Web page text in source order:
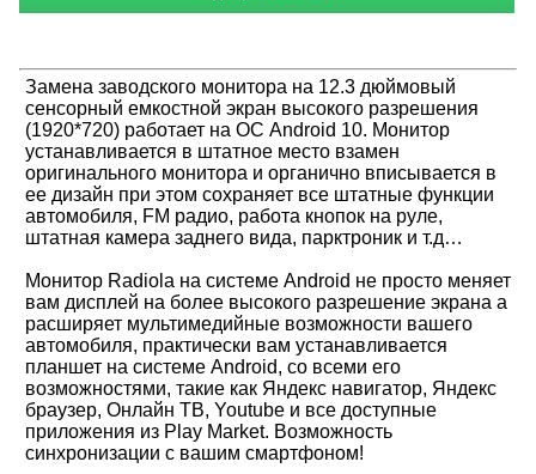
Замена заводского монитора на 12.3 дюймовый
сенсорный емкостной экран высокого разрешения
(1920*720) работает на ОС Android 10. Монитор
устанавливается в штатное место взамен
оригинального монитора и органично вписывается в
ее дизайн при этом сохраняет все штатные функции
автомобиля, FM радио, работа кнопок на руле,
штатная камера заднего вида, парктроник и т.д…
Монитор Radiola на системе Android не просто меняет
вам дисплей на более высокого разрешение экрана а
расширяет мультимедийные возможности вашего
автомобиля, практически вам устанавливается
планшет на системе Android, со всеми его
возможностями, такие как Яндекс навигатор, Яндекс
браузер, Онлайн ТВ, Youtube и все доступные
приложения из Play Market. Возможность
синхронизации с вашим смартфоном!